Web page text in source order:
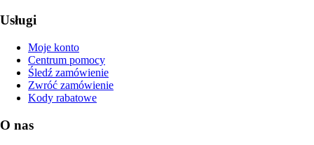
Usługi
Moje konto
Centrum pomocy
Śledź zamówienie
Zwróć zamówienie
Kody rabatowe
O nas